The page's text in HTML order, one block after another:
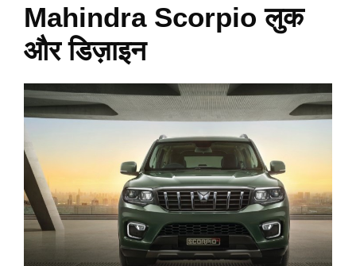
Mahindra Scorpio लुक
और डिज़ाइन